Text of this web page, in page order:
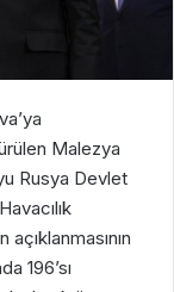
Malezya
Rusya Devlet
açıklanmasının
196’sı